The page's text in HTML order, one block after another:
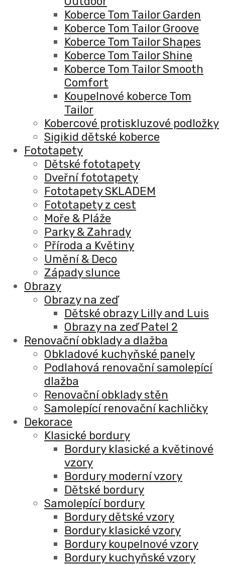
Koberce Tom Tailor Garden
Koberce Tom Tailor Groove
Koberce Tom Tailor Shapes
Koberce Tom Tailor Shine
Koberce Tom Tailor Smooth
Comfort
Koupelnové koberce Tom
Tailor
Kobercové protiskluzové podložky
Sigikid dětské koberce
Fototapety
Dětské fototapety
Dveřní fototapety
Fototapety SKLADEM
Fototapety z cest
Moře & Pláže
Parky & Zahrady
Příroda a Květiny
Umění & Deco
Západy slunce
Obrazy
Obrazy na zeď
Dětské obrazy Lilly and Luis
Obrazy na zeď Patel 2
Renovační obklady a dlažba
Obkladové kuchyňské panely
Podlahová renovační samolepící
dlažba
Renovační obklady stěn
Samolepící renovační kachličky
Dekorace
Klasické bordury
Bordury klasické a květinové
vzory
Bordury moderní vzory
Dětské bordury
Samolepící bordury
Bordury dětské vzory
Bordury klasické vzory
Bordury koupelnové vzory
Bordury kuchyňské vzory